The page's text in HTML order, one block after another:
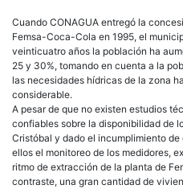
Cuando CONAGUA entregó la
Femsa-Coca-Cola en 1995, el
veinticuatro años la población ha
25 y 30%, tomando en cuenta a la
las necesidades hídricas de la zona
considerable.
A pesar de que no existen estudios
confiables sobre la disponibilidad de
Cristóbal y dado el incumplimiento
ellos el monitoreo de los medidores,
ritmo de extracción de la planta de
contraste, una gran cantidad de